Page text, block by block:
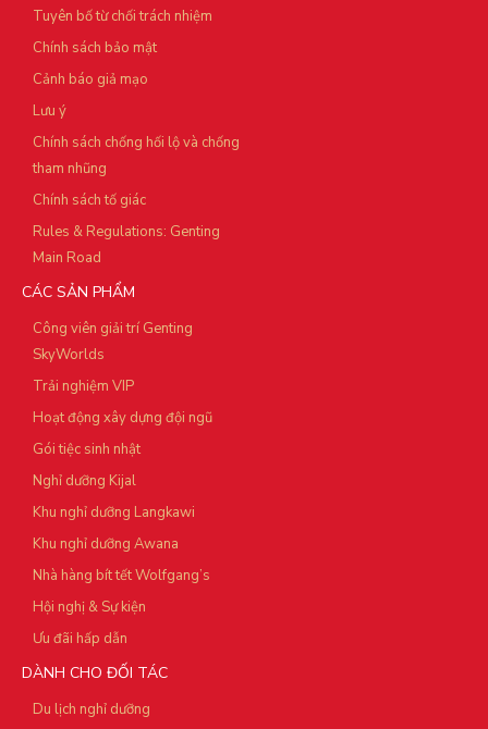
Tuyên bố từ chối trách nhiệm
Chính sách bảo mật
Cảnh báo giả mạo
Lưu ý
Chính sách chống hối lộ và chống
tham nhũng
Chính sách tố giác
Rules & Regulations: Genting
Main Road
CÁC SẢN PHẨM
Công viên giải trí Genting
SkyWorlds
Trải nghiệm VIP
Hoạt động xây dựng đội ngũ
Gói tiệc sinh nhật
Nghỉ dưỡng Kijal
Khu nghỉ dưỡng Langkawi
Khu nghỉ dưỡng Awana
Nhà hàng bít tết Wolfgang’s
Hội nghị & Sự kiện
Ưu đãi hấp dẫn
DÀNH CHO ĐỐI TÁC
Du lịch nghỉ dưỡng